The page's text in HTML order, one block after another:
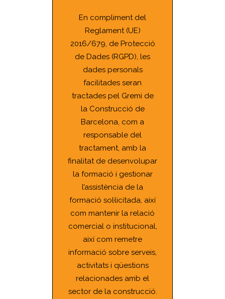
En compliment del
Reglament (UE)
2016/679, de Protecció
de Dades (RGPD), les
dades personals
facilitades seran
tractades pel Gremi de
la Construcció de
Barcelona, com a
responsable del
tractament, amb la
finalitat de desenvolupar
la formació i gestionar
l’assistència de la
formació sol·licitada, així
com mantenir la relació
comercial o institucional,
així com remetre
informació sobre serveis,
activitats i qüestions
relacionades amb el
sector de la construcció.